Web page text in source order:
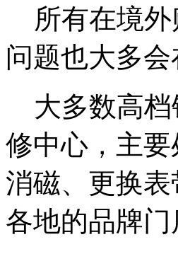
所有在境外
问题也大多
大多数高档
修中心，主
消磁、更换
各地的品牌门